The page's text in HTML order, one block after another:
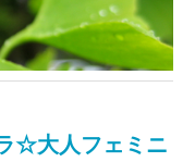
☆大人フェミニ